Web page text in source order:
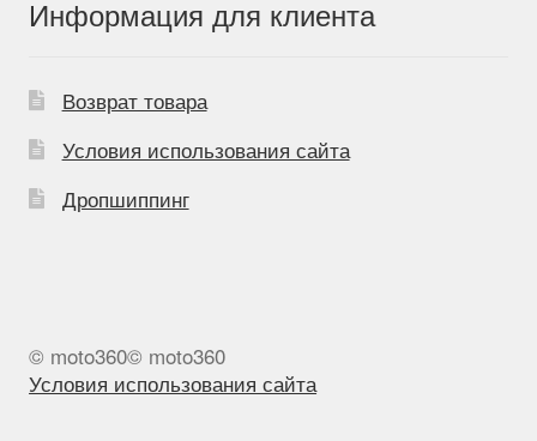
Информация для клиента
Возврат товара
Условия использования сайта
Дропшиппинг
© moto360© moto360
Условия использования сайта